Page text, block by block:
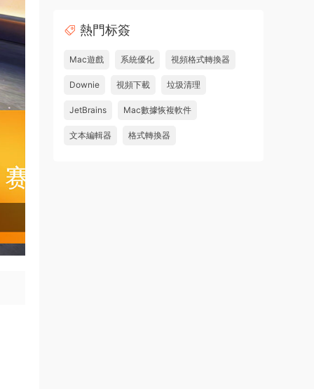
admin • 2026-08-06
Pro v26.3.0 ARM [MacSKY].dmg等2個文
中文破解版 PR2026 強大視頻編輯軟件
u262113823826 • 2026-08-06
熱門标簽
Mac遊戲 系統優化 視頻格式轉換器
Downie 視頻下載 垃圾清理
JetBrains Mac數據恢複軟件
文本編輯器 格式轉換器